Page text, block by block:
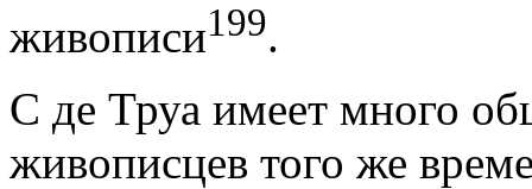
живописи199.
С де Труа имеет много
живописцев того же